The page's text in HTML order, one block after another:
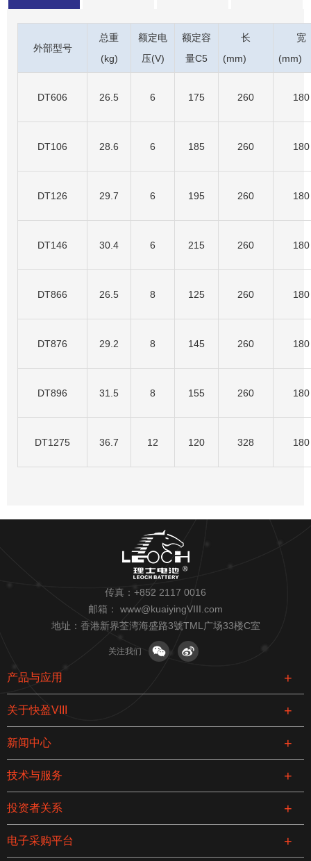
外部型号
总重
(kg)
额定电
压(V)
额定容
量C5
长
(mm)
宽
DT606 26.5 6 175 260 180
DT106 28.6 6 185 260 180
DT126 29.7 6 195 260 180
DT146 30.4 6 215 260 180
DT866 26.5 8 125 260 180
DT876 29.2 8 145 260 180
DT896 31.5 8 155 260 180
DT1275 36.7 12 120 328 180
传真：+852 2117 0016
邮箱： www@kuaiyingVIII.com
地址：香港新界荃湾海盛路3號TML广场33楼C室
关注我们
产品与应用
关于快盈VIII
新闻中心
技术与服务
投资者关系
电子采购平台